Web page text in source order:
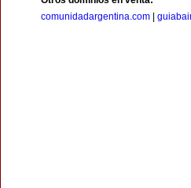
comunidadargentina.com